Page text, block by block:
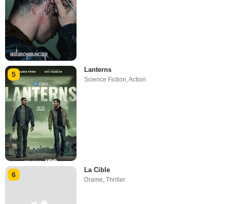
5
Lanterns
Science Fiction ,Action
6
La Cible
Drame,Thriller